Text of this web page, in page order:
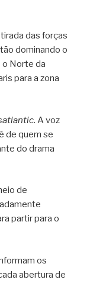
das forças
dominando o
o Norte da
para a zona
. A voz
de quem se
do drama
de
partir para o
os
abertura de